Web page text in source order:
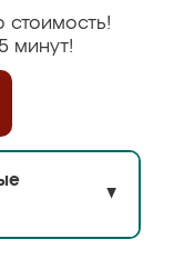
стоимость!
минут!
▼